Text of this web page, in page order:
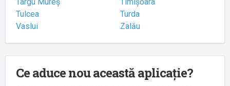
Tulcea
Turda
Vaslui
Zalău
Ce aduce nou această aplicație?